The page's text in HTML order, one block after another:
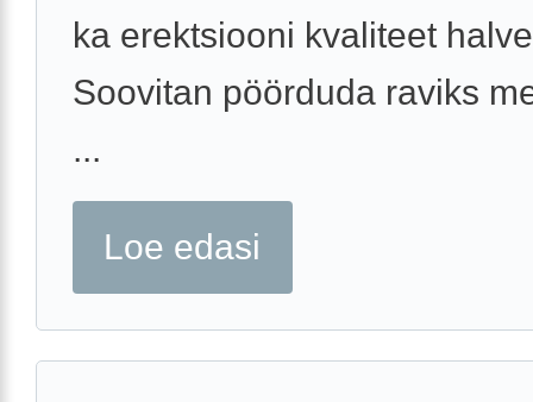
ka erektsiooni kvaliteet
Soovitan pöörduda raviks
...
Loe edasi